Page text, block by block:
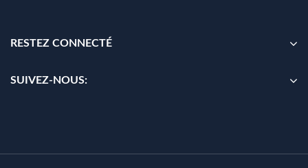
RESTEZ CONNECTÉ
SUIVEZ-NOUS: